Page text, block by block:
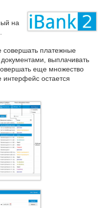
на
совершать платежные
выплачивать
еще множество
остается